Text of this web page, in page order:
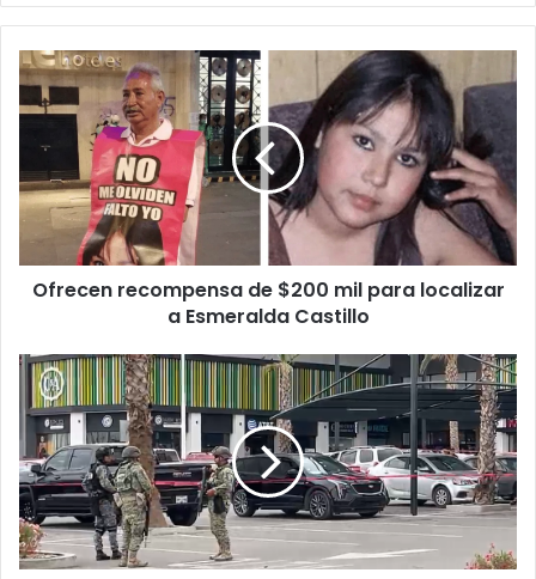
Ofrecen
recompensa
de
para
localizar
Esmeralda
Castillo
Ofrecen recompensa de $200 mil para localizar
a Esmeralda Castillo
Disparan
más
de
20
veces
para
ultimar
a
dos